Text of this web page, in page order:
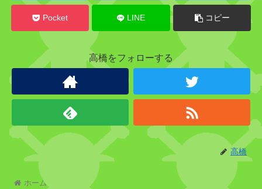
ラ
モ
公
国
イ
Pocket LINE コピー
高橋をフォローする
高橋
ホーム